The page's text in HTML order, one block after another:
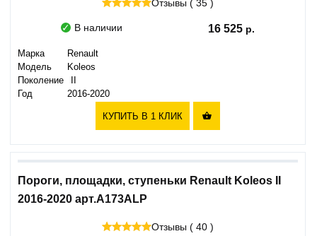
Отзывы ( 35 )
В наличии 16 525
Марка
Renault
Модель
Koleos
Поколение
Год
2016-2020
КУПИТЬ В 1 КЛИК 
Пороги, площадки, ступеньки Renault Koleos II
2016-2020 арт.A173ALP
Отзывы ( 40 )